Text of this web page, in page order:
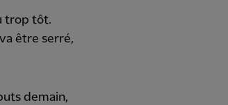
trop tôt.
être serré,
demain,